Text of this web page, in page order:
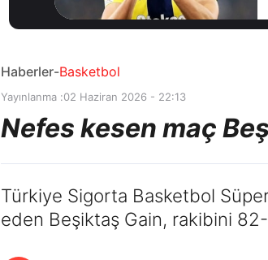
Haberler-Basketbol
Yayınlanma :02 Haziran 2026 - 22:13
Nefes kesen maç
Türkiye Sigorta Basketbol
eden Beşiktaş Gain, rakibini